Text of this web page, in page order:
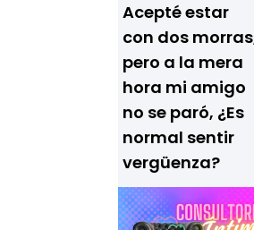
Acepté estar
con dos
pero a la mera
hora mi amigo
no se paró, ¿Es
normal sentir
vergüenza?